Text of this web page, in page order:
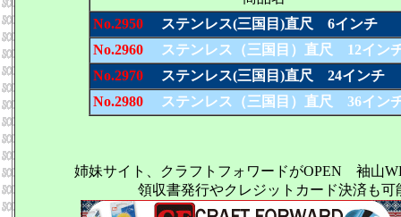
No.2950
ステンレス(三国目)直尺 6インチ
No.2960
ステンレス（三国目）直尺 12イン
No.2970
ステンレス(三国目)直尺 24インチ
No.2980
ステンレス（三国目）直尺 36イン
姉妹サイト、クラフトフォワードがOPEN 袖山
領収書発行やクレジットカード決済も